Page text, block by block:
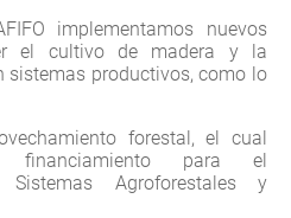
implementamos nuevos
el cultivo de madera y la
sistemas productivos, como lo
forestal, el cual
para el
Sistemas Agroforestales y